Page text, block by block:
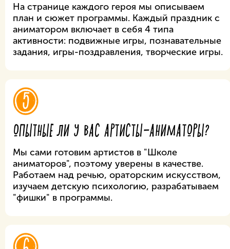
На странице каждого героя мы описываем
план и сюжет программы. Каждый праздник с
аниматором включает в себя 4 типа
активности: подвижные игры, познавательные
задания, игры-поздравления, творческие игры.
5
ОПЫТНЫЕ ЛИ У ВАС АРТИСТЫ-АНИМАТОРЫ?
Мы сами готовим артистов в "Школе
аниматоров", поэтому уверены в качестве.
Работаем над речью, ораторским искусством,
изучаем детскую психологию, разрабатываем
"фишки" в программы.